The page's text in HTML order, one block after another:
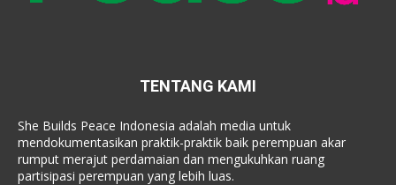
TENTANG KAMI
She Builds Peace Indonesia adalah media untuk
mendokumentasikan praktik-praktik baik perempuan akar
rumput merajut perdamaian dan mengukuhkan ruang
partisipasi perempuan yang lebih luas.